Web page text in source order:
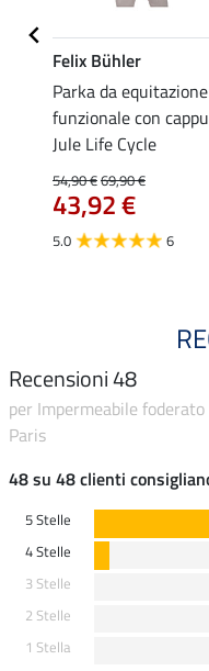
Felix Bühler
Parka da equitazione
funzionale con
Jule Life Cycle
54,90 €69,90 €
43,92 €
5.0 6
Recensioni 48
per Impermeabile
Paris
48 su 48 clienti
5 Stelle
4 Stelle
3 Stelle
2 Stelle
1 Stella